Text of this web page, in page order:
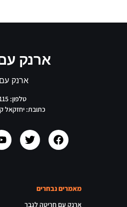
ארנק
ארנק
טלפון: 03-5171115
כתובת: יחזקאל קויפמן
מאמרים נבחרים
ארנק עם חריטה לגבר